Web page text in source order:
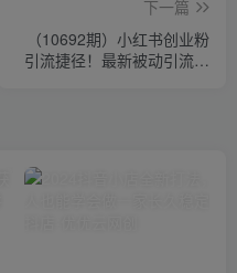
下一篇
（10692期）小红书创业粉
引流捷径！最新被动引流方